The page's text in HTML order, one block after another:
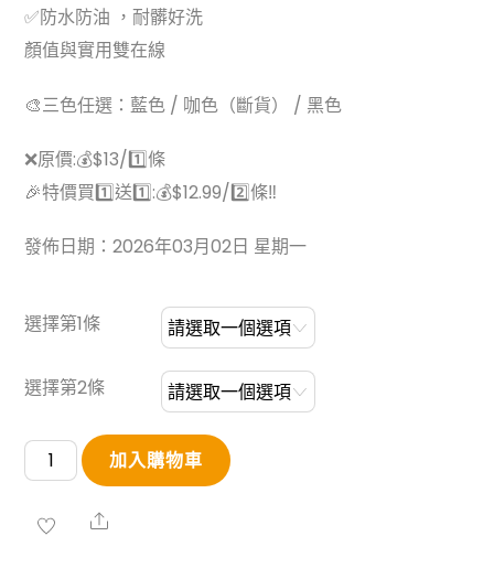
✅防水防油 ，耐髒好洗
顏值與實用雙在線
🎨三色任選：藍色 / 咖色（斷貨） / 黑色
❌原價:💰$13/1️⃣條
🎉特價買1️⃣送1️⃣:💰$12.99/2️⃣條‼
發佈日期：2026年03月02日 星期一
選擇第1條
選擇第2條
拆
卸
加入購物車
Share